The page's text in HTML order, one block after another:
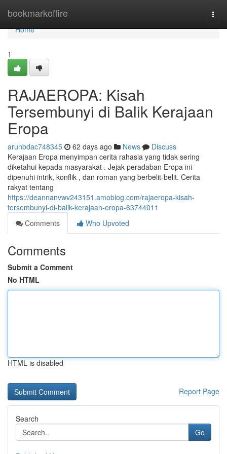
bookmarkoffire
Home
Home
1
RAJAEROPA: Kisah
Tersembunyi di Balik Kerajaan
Eropa
arunbdac748345 62 days ago News
Discuss
Kerajaan Eropa menyimpan cerita rahasia yang tidak sering
diketahui kepada masyarakat . Jejak peradaban Eropa ini
dipenuhi intrik, konflik , dan roman yang berbelit-belit. Cerita
rakyat tentang
https://deannanvwv243151.amoblog.com/rajaeropa-kisah-
tersembunyi-di-balik-kerajaan-eropa-63744011
Comments
Who Upvoted
Comments
Submit a Comment
No HTML
HTML is disabled
Report Page
Search
Go